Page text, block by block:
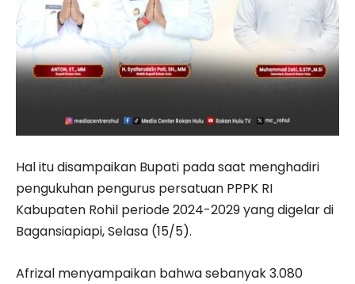
Hal itu disampaikan Bupati pada saat menghadiri
pengukuhan pengurus persatuan PPPK RI
Kabupaten Rohil periode 2024-2029 yang digelar di
Bagansiapiapi, Selasa (15/5).
Afrizal menyampaikan bahwa sebanyak 3.080